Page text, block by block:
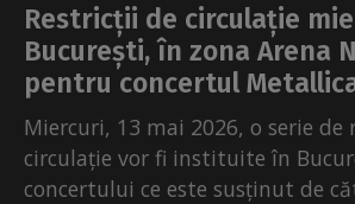
Restricții de circulație
București, în zona Arena
pentru concertul
Miercuri, 13 mai 2026, o serie de
circulație vor fi instituite în
concertului ce este susținut de